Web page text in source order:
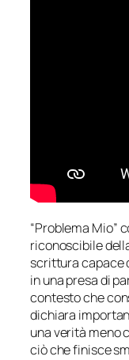
“Problema Mio”
riconoscibile
scrittura capace
in una presa di
contesto che
dichiara
una verità meno
ciò che finisce